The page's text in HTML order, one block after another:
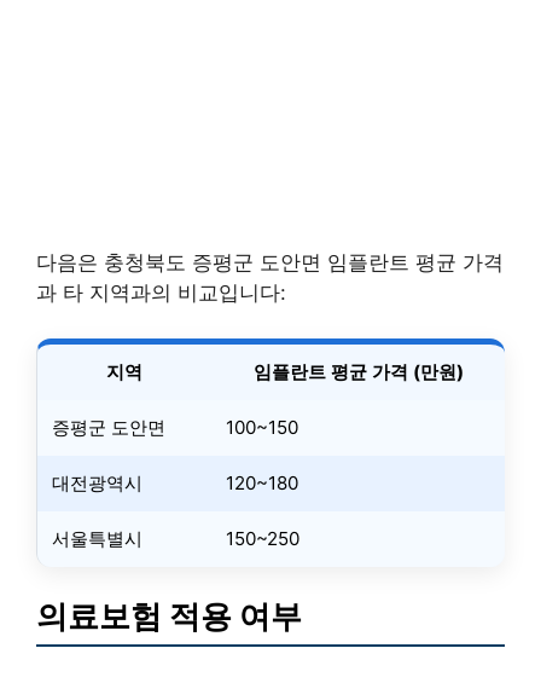
다음은 충청북도 증평군 도안면 임플란트 평균 가격
과 타 지역과의 비교입니다:
지역 임플란트 평균 가격 (만원)
증평군 도안면 100~150
대전광역시 120~180
서울특별시 150~250
의료보험 적용 여부